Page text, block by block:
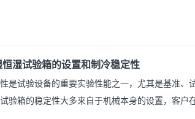
恒湿试验箱的设置和制冷稳定性
是试验设备的重要实验性能之一，尤其是基准、
验箱的稳定性大多来自于机械本身的设置，客户